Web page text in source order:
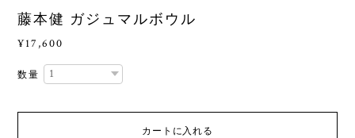
藤本健 ガジュマルボウル
¥17,600
数量
カートに入れる